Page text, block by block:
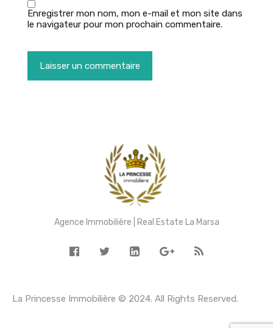
Enregistrer mon nom, mon e-mail et mon site dans
le navigateur pour mon prochain commentaire.
Agence Immobilière | Real Estate La Marsa
La Princesse Immobilière © 2024. All Rights Reserved.